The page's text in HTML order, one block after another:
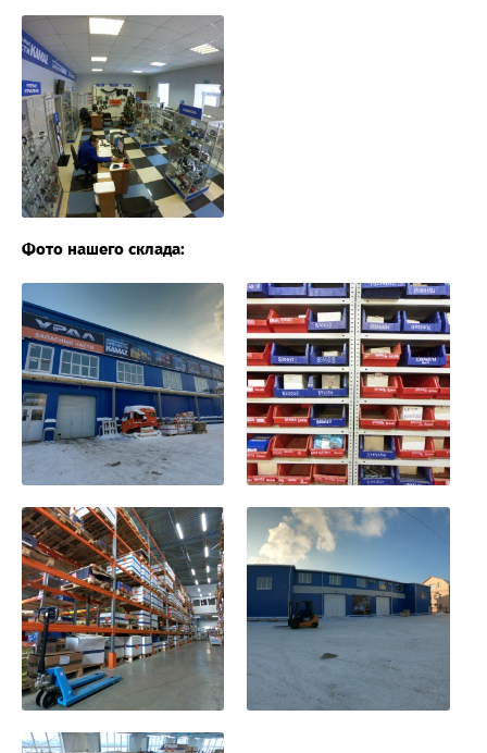
Фото нашего склада: